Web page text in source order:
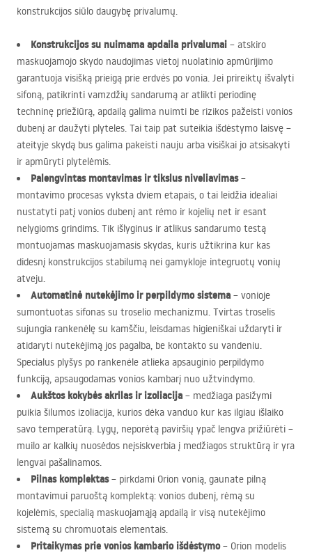
konstrukcijos siūlo daugybę privalumų.
Konstrukcijos su nuimama apdaila privalumai – atskiro
maskuojamojo skydo naudojimas vietoj nuolatinio apmūrijimo
garantuoja visišką prieigą prie erdvės po vonia. Jei prireiktų išvalyti
sifoną, patikrinti vamzdžių sandarumą ar atlikti periodinę
techninę priežiūrą, apdailą galima nuimti be rizikos pažeisti vonios
dubenį ar daužyti plyteles. Tai taip pat suteikia išdėstymo laisvę –
ateityje skydą bus galima pakeisti nauju arba visiškai jo atsisakyti
ir apmūryti plytelėmis.
Palengvintas montavimas ir tikslus niveliavimas–
montavimo procesas vyksta dviem etapais, o tai leidžia idealiai
nustatyti patį vonios dubenį ant rėmo ir kojelių net ir esant
nelygioms grindims. Tik išlyginus ir atlikus sandarumo testą
montuojamas maskuojamasis skydas, kuris užtikrina kur kas
didesnį konstrukcijos stabilumą nei gamykloje integruotų vonių
atveju.
Automatinė nutekėjimo ir perpildymo sistema – vonioje
sumontuotas sifonas su troselio mechanizmu. Tvirtas troselis
sujungia rankenėlę su kamščiu, leisdamas higieniškai uždaryti ir
atidaryti nutekėjimą jos pagalba, be kontakto su vandeniu.
Specialus plyšys po rankenėle atlieka apsauginio perpildymo
funkciją, apsaugodamas vonios kambarį nuo užtvindymo.
Aukštos kokybės akrilas ir izoliacija – medžiaga pasižymi
puikia šilumos izoliacija, kurios dėka vanduo kur kas ilgiau išlaiko
savo temperatūrą. Lygų, neporėtą paviršių ypač lengva prižiūrėti –
muilo ar kalkių nuosėdos neįsiskverbia į medžiagos struktūrą ir yra
lengvai pašalinamos.
Pilnas komplektas– pirkdami Orion vonią, gaunate pilną
montavimui paruoštą komplektą: vonios dubenį, rėmą su
kojelėmis, specialią maskuojamąją apdailą ir visą nutekėjimo
sistemą su chromuotais elementais.
Pritaikymas prie vonios kambario išdėstymo– Orion modelis